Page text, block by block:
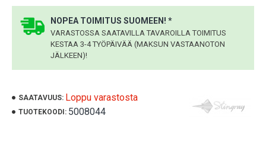
NOPEA TOIMITUS SUOMEEN! *
VARASTOSSA SAATAVILLA TAVAROILLA TOIMITUS
KESTAA 3-4 TYÖPÄIVÄÄ (MAKSUN VASTAANOTON
JÄLKEEN)!
SAATAVUUS: Loppu varastosta
TUOTEKOODI: 5008044